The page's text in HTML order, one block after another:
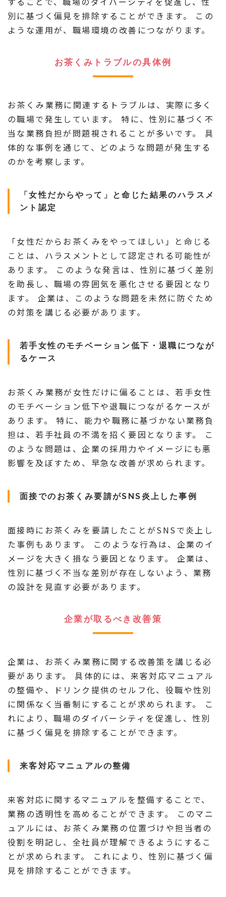
別に基づく偏見を排除することができます。 この
ような運用が、職場環境の改善につながります。
お茶くみトラブルの具体例
お茶くみ業務に関連するトラブルは、実際に多く
の職場で発生しています。 特に、性別に基づく不
当な業務負担が問題視されることが多いです。 具
体的な事例を通じて、どのような問題が発生する
のかを考察します。
「女性だからやって」と命じた結果のハラスメ
ント認定
「女性だからお茶くみをやってほしい」と命じる
ことは、ハラスメントとして認定される可能性が
あります。 このような発言は、性別に基づく差別
を助長し、職場の雰囲気を悪化させる要因となり
ます。 企業は、このような問題を未然に防ぐため
の対策を講じる必要があります。
若手女性のモチベーション低下・退職につなが
るケース
お茶くみ業務が女性だけに偏ることは、若手女性
のモチベーション低下や退職につながるケースが
あります。 特に、能力や職務に基づかない業務負
担は、若手社員の不満を招く要因となります。 こ
のような問題は、企業の採用力やイメージにも悪
影響を及ぼすため、早急な改善が求められます。
面接でのお茶くみ要請がSNS炎上した事例
面接時にお茶くみを要請したことがSNSで炎上し
た事例もあります。 このような行為は、企業のイ
メージを大きく損なう要因となります。 企業は、
性別に基づく不当な差別が存在しないよう、業務
の設計を見直す必要があります。
企業が取るべき改善策
企業は、お茶くみ業務に関する改善策を講じる必
要があります。 具体的には、来客対応マニュアル
の整備や、ドリンク提供のセルフ化、役職や性別
に関係なく当番制にすることが求められます。 こ
れにより、職場のダイバーシティを促進し、性別
に基づく偏見を排除することができます。
来客対応マニュアルの整備
来客対応に関するマニュアルを整備することで、
業務の透明性を高めることができます。 このマニ
ュアルには、お茶くみ業務の位置づけや担当者の
役割を明記し、全社員が理解できるようにするこ
とが求められます。 これにより、性別に基づく偏
見を排除することができます。